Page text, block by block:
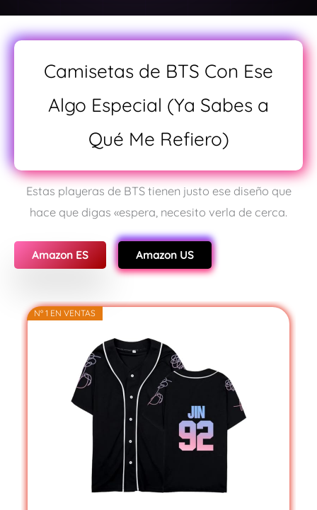
Camisetas de BTS Con Ese
Algo Especial (Ya Sabes a
Qué Me Refiero)
Estas playeras de BTS tienen justo ese diseño que
hace que digas «espera, necesito verla de cerca.
Amazon ES Amazon US
Nº 1 EN VENTAS